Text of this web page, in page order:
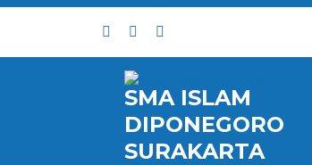
Skip
SMA ISLAM
DIPONEGORO
SURAKARTA